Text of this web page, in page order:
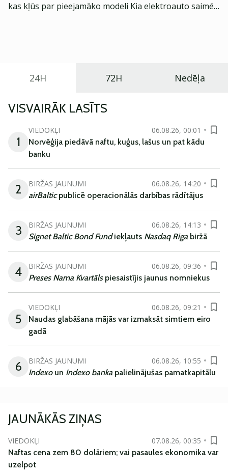
kas kļūs par pieejamāko modeli Kia elektroauto saimē
24H 72H Nedēļa
VISVAIRĀK LASĪTS
1
VIEDOKĻI
06.08.26, 00:01
Norvēģija piedāvā naftu, kuģus, lašus un pat kādu
banku
2 BIRŽAS JAUNUMI
06.08.26, 14:20
airBalticpublicē operacionālās darbības rādītājus
3 BIRŽAS JAUNUMI
06.08.26, 14:13
Signet Baltic Bond Fundiekļauts Nasdaq Riga biržā
4 BIRŽAS JAUNUMI
06.08.26, 09:36
Preses Nama Kvartāls piesaistījis jaunus nomniekus
5
VIEDOKĻI
06.08.26, 09:21
Naudas glabāšana mājās var izmaksāt simtiem eiro
gadā
6 BIRŽAS JAUNUMI
06.08.26, 10:55
Indexoun Indexo banka palielinājušas pamatkapitālu
JAUNĀKĀS ZIŅAS
VIEDOKĻI
07.08.26, 00:35
Naftas cena zem 80 dolāriem; vai pasaules ekonomika var
uzelpot